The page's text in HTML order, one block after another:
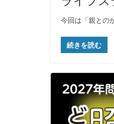
今回は「親との
続きを読む